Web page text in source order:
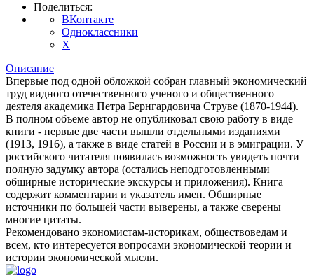
Поделиться:
ВКонтакте
Одноклассники
X
Описание
Впервые под одной обложкой собран главный экономический
труд видного отечественного ученого и общественного
деятеля академика Петра Бернгардовича Струве (1870-1944).
В полном объеме автор не опубликовал свою работу в виде
книги - первые две части вышли отдельными изданиями
(1913, 1916), а также в виде статей в России и в эмиграции. У
российского читателя появилась возможность увидеть почти
полную задумку автора (остались неподготовленными
обширные исторические экскурсы и приложения). Книга
содержит комментарии и указатель имен. Обширные
источники по большей части выверены, а также сверены
многие цитаты.
Рекомендовано экономистам-историкам, обществоведам и
всем, кто интересуется вопросами экономической теории и
истории экономической мысли.